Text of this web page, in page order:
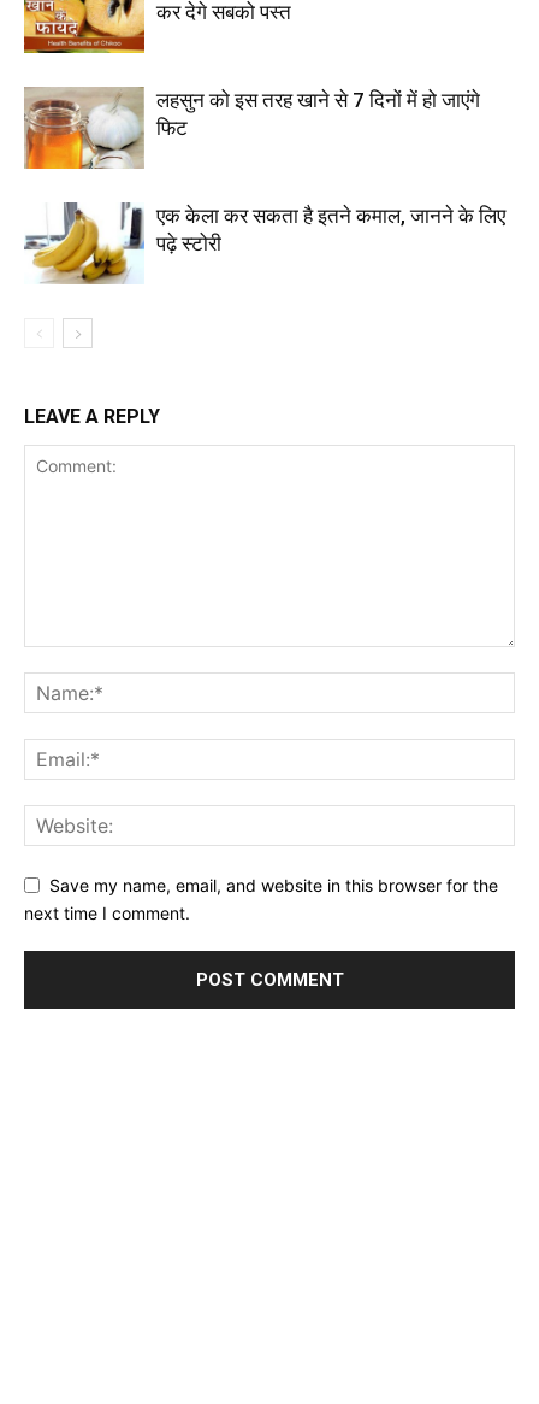
कर देगे सबको पस्त
लहसुन को इस तरह खाने से 7 दिनों में हो जाएंगे
फिट
एक केला कर सकता है इतने कमाल, जानने के लिए
पढ़े स्टोरी
LEAVE A REPLY
Save my name, email, and website in this browser for the
next time I comment.